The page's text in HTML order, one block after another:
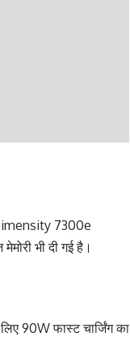
7300e
भी दी गई है।
90W फास्ट चार्जिंग का